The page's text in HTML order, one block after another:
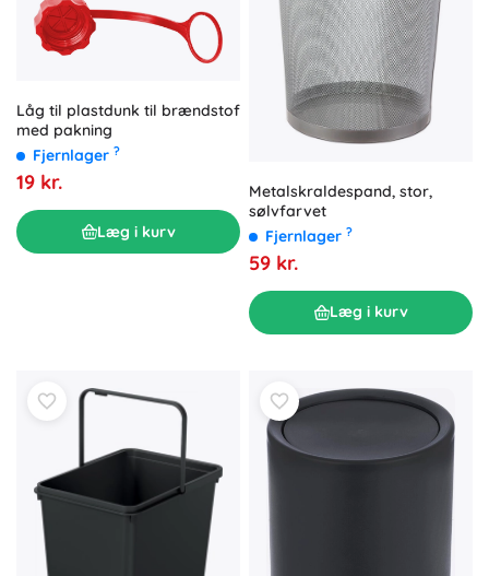
Låg til plastdunk til brændstof
med pakning
Fjernlager ?
19 kr.
Læg i kurv
Metalskraldespand, stor,
sølvfarvet
Fjernlager ?
59 kr.
Læg i kurv